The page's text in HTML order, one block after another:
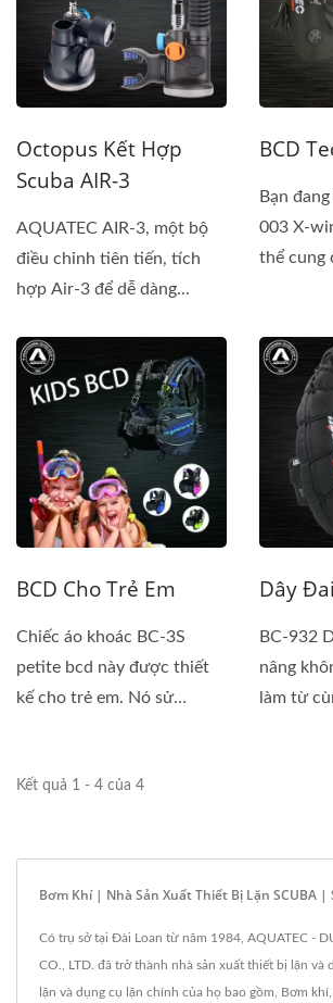
Octopus Kết Hợp
Scuba AIR-3
AQUATEC AIR-3, một bộ
điều chỉnh tiên tiến, tích
hợp Air-3 để dễ dàng...
BCD
Bạn
003 X-
thể cung
BCD Cho Trẻ Em
Chiếc áo khoác BC-3S
petite bcd này được thiết
kế cho trẻ em. Nó sử
Dây
BC-932
nâng
làm từ
Kết quả 1 - 4 của 4
Bơm Khí | Nhà Sản Xuất Thiết Bị Lặn SCUBA |
Có trụ sở tại Đài Loan từ năm 1984, AQUATEC -
CO., LTD. đã trở thành nhà sản xuất thiết bị lặn và
lặn và dụng cụ lặn chính của họ bao gồm, Bơm